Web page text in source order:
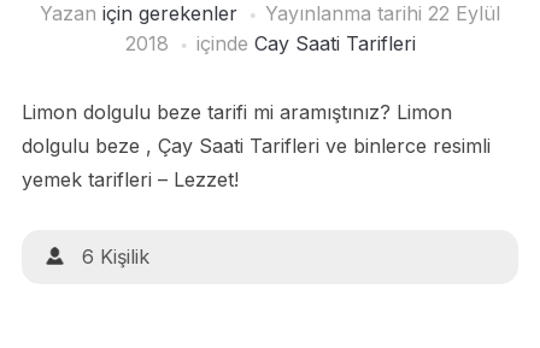
Yazan için gerekenler Yayınlanma tarihi 22 Eylül
2018
içinde Cay Saati Tarifleri
Limon dolgulu beze tarifi mi aramıştınız? Limon
dolgulu beze , Çay Saati Tarifleri ve binlerce resimli
yemek tarifleri – Lezzet!
6 Kişilik